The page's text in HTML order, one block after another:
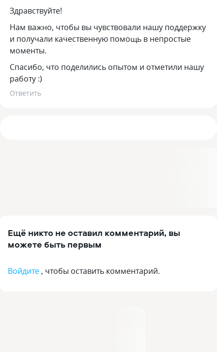
Здравствуйте!
Нам важно, чтобы вы чувствовали нашу поддержку
и получали качественную помощь в непростые
моменты.
Спасибо, что поделились опытом и отметили нашу
работу :)
Ответить
Ещё никто не оставил комментарий, вы
можете быть первым
Войдите , чтобы оставить комментарий.